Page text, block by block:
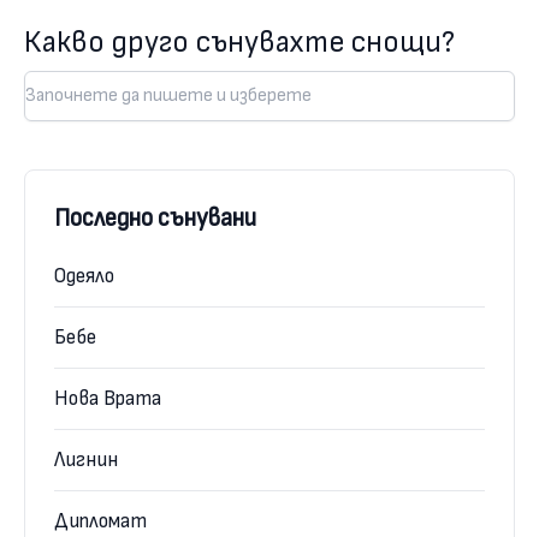
Какво друго сънувахте снощи?
Последно сънувани
Одеяло
Бебе
Нова Врата
Лигнин
Дипломат